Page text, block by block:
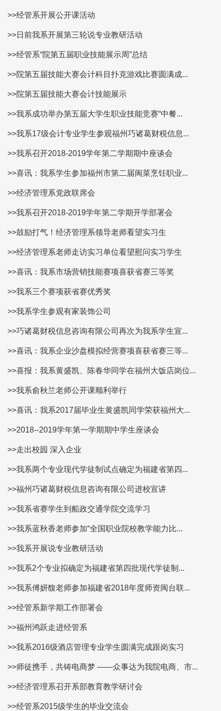
>>经管系开展公开课活动
>>日前我系开展第三轮说专业教研活动
>>经管系“院第五届职业技能展示周”总结
>>院第五届技能大赛会计科目扑克游戏比赛圆满成...
>>院第五届技能大赛会计技能展示
>>我系成功举办第五届大学生职业技能竞赛“中餐...
>>我系17级会计专业学生参观福州巧诸葛财税信息...
>>我系召开2018-2019学年第二学期期中座谈会
>>喜讯：我系学生参加福州市第二届闽菜烹饪职业...
>>经济管理系党政联席会
>>我系召开2018-2019学年第二学期开学部署会
>>鼓励打气！经济管理系领导老师看望实习生
>>经济管理系老师走访实习单位看望慰问实习学生
>>喜讯：我系市场营销技能赛项喜获省赛三等奖
>>我系三个赛项获省赛优秀奖
>>我系学生参观有家装饰公司
>>巧诸葛财税信息咨询有限公司再次为我系学生宣...
>>喜讯：我系企业沙盘模拟经营赛项喜获省赛三等...
>>喜报：我系黄盛凯、陈春华同学在福州大饭店岗位...
>>我系俞秋兰老师公开课顺利举行
>>喜讯：我系2017届毕业生黄盛凯同学荣获福州大...
>>2018--2019学年第一学期期中学生座谈会
>>走出校园 深入企业
>>我系两个专业现代学徒制试点确定为福建省第四...
>>福州巧诸葛财税信息咨询有限公司进校宣讲
>>我系省赛学生到船政交通学院交流学习
>>我系蓝秋香老师参加“全国职业院校教学能力比...
>>我系开展说专业教研活动
>>我系2个专业拟确定为福建省第四批现代学徒制...
>>我系傅妍馥老师参加福建省2018年度师资闽台联...
>>经管系新学期工作部署会
>>福州鸿跃走进经管系
>>我系2016级酒店管理专业学生圆满完成跟岗实习
>>师徒携手，共铸电商梦 ——众事达为我院电商、市...
>>经济管理系召开系部教育教学研讨会
>>经管系2015级学生的毕业交流会